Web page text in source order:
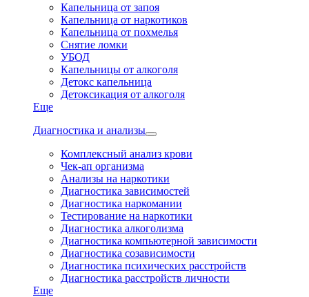
Капельница от запоя
Капельница от наркотиков
Капельница от похмелья
Снятие ломки
УБОД
Капельницы от алкоголя
Детокс капельница
Детоксикация от алкоголя
Еще
Диагностика и анализы
Комплексный анализ крови
Чек-ап организма
Анализы на наркотики
Диагностика зависимостей
Диагностика наркомании
Тестирование на наркотики
Диагностика алкоголизма
Диагностика компьютерной зависимости
Диагностика созависимости
Диагностика психических расстройств
Диагностика расстройств личности
Еще